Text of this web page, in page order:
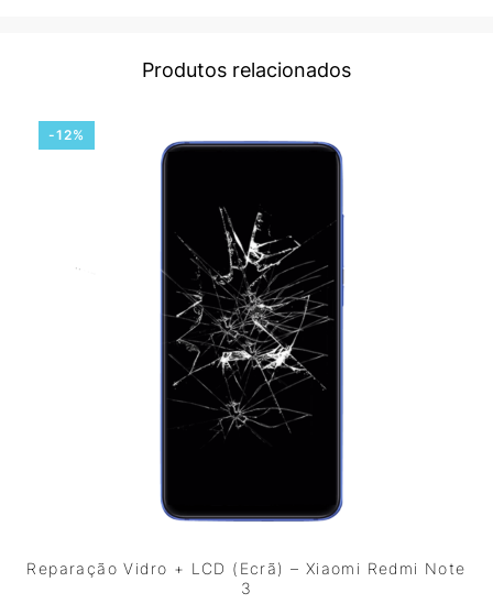
Produtos relacionados
-12%
Reparação Vidro + LCD (Ecrã) – Xiaomi Redmi Note
3